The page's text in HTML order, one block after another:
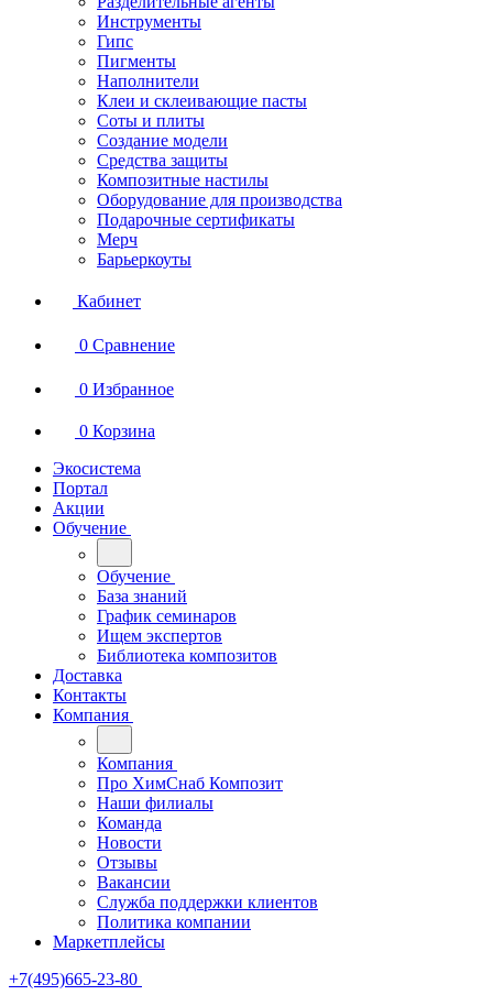
Инструменты
Гипс
Пигменты
Наполнители
Клеи и склеивающие пасты
Соты и плиты
Создание модели
Средства защиты
Композитные настилы
Оборудование для производства
Подарочные сертификаты
Мерч
Барьеркоуты
Кабинет
0 Сравнение
0 Избранное
0 Корзина
Экосистема
Портал
Акции
Обучение
Обучение
База знаний
График семинаров
Ищем экспертов
Библиотека композитов
Доставка
Контакты
Компания
Компания
Про ХимСнаб Композит
Наши филиалы
Команда
Новости
Отзывы
Вакансии
Служба поддержки клиентов
Политика компании
Маркетплейсы
+7(495)665-23-80